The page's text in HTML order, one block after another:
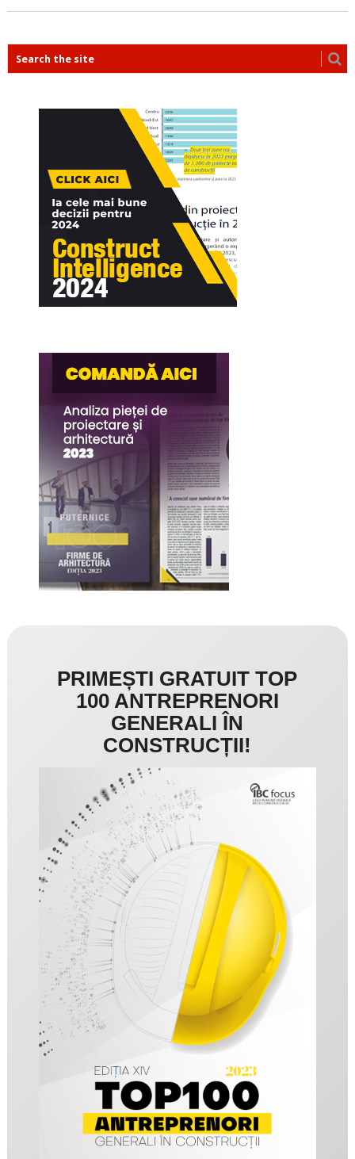
PRIMEȘTI GRATUIT TOP
100 ANTREPRENORI
GENERALI ÎN
CONSTRUCȚII!